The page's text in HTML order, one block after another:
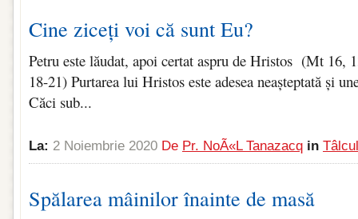
Cine ziceți voi că sunt Eu?
Petru este lăudat, apoi certat aspru de Hristos (Mt 16,
18-21) Purtarea lui Hristos este adesea neașteptată și
Căci sub...
La: 2 Noiembrie 2020 De Pr. NoÃ«l Tanazacq in
Spălarea mâinilor înainte de masă